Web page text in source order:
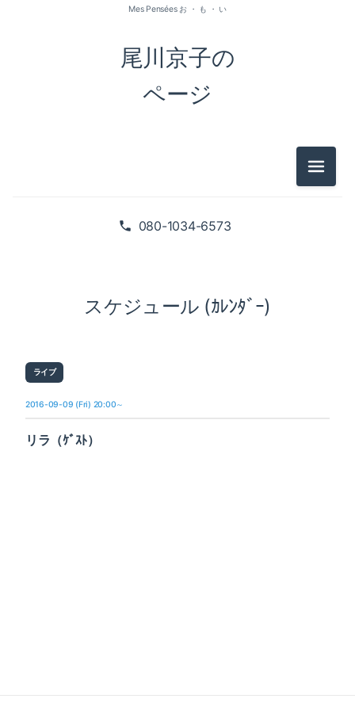
080-1034-6573
尾川京子の
ページ
Mes Pensées お ・ も ・ い
メニュ
スケジュール (ｶﾚﾝﾀﾞｰ)
ライブ
2016-09-09 (Fri) 20:00～
リラ（ｹﾞｽﾄ）